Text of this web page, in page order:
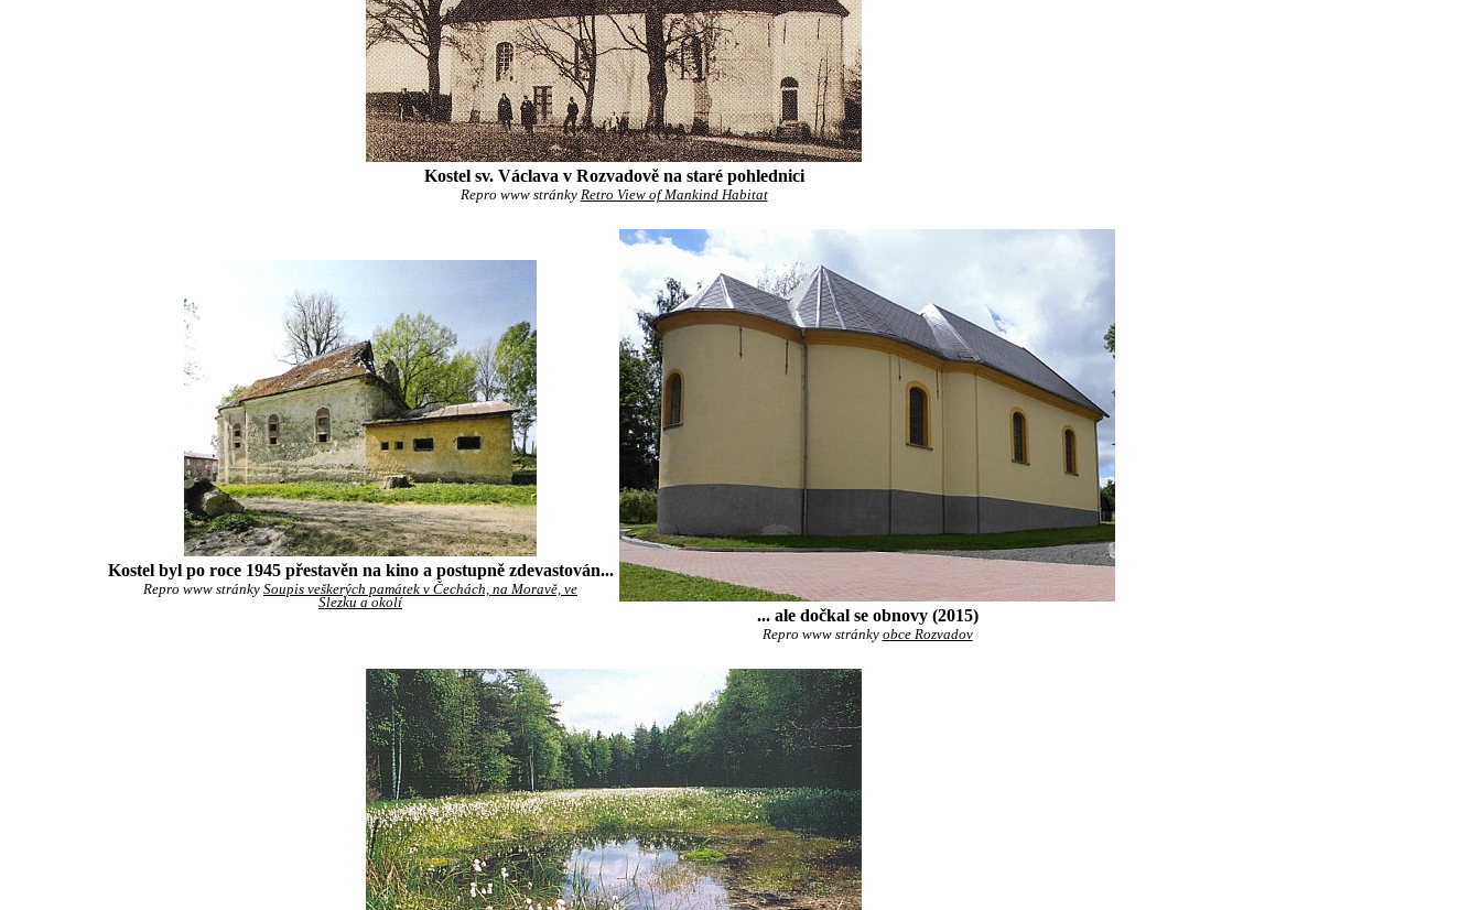
Kostel sv. Václava v Rozvadově na staré pohlednici
Repro www stránky Retro View of Mankind Habitat
Kostel byl po roce 1945 přestavěn na kino a postupně zdevastován...
Repro www stránky Soupis veškerých památek v Čechách, na Moravě, ve
Slezku a okolí
... ale dočkal se obnovy (2015)
Repro www stránky obce Rozvadov